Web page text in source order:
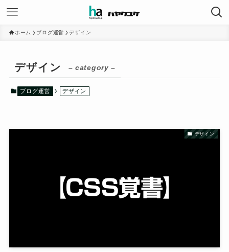
ホーム ブログ運営 デザイン
デザイン – category –
ブログ運営 デザイン
デザイン